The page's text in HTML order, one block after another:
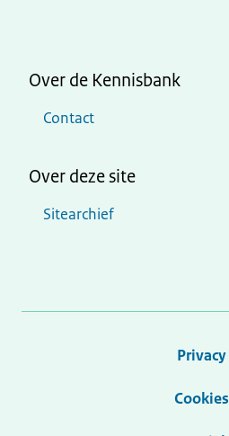
Over de Kennisbank
Contact
Over deze site
Sitearchief
Privacy
Cookies